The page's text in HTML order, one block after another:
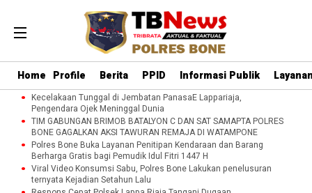
Home Profile Berita PPID Informasi Publik
Kecelakaan Tunggal di Jembatan PanasaE Lappariaja,
Pengendara Ojek Meninggal Dunia
TIM GABUNGAN BRIMOB BATALYON C DAN SAT SAMAPTA POLRES
BONE GAGALKAN AKSI TAWURAN REMAJA DI WATAMPONE
Polres Bone Buka Layanan Penitipan Kendaraan dan Barang
Berharga Gratis bagi Pemudik Idul Fitri 1447 H
Viral Video Konsumsi Sabu, Polres Bone Lakukan penelusuran
ternyata Kejadian Setahun Lalu